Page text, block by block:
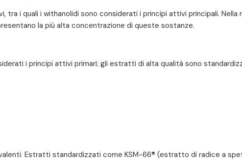
tra i quali i withanolidi sono considerati i principi attivi principali. Nella
la più alta concentrazione di queste sostanze.
i principi attivi primari; gli estratti di alta qualità sono
Estratti standardizzati come KSM-66® (estratto di radice a